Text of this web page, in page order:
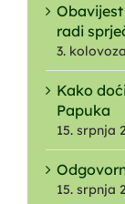
radi
3.
Kako
Papuka
15. srpnja
15. srpnja